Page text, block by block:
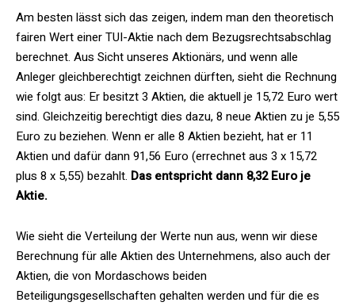
Am besten lässt sich das zeigen, indem man den theoretisch
fairen Wert einer TUI-Aktie nach dem Bezugsrechtsabschlag
berechnet. Aus Sicht unseres Aktionärs, und wenn alle
Anleger gleichberechtigt zeichnen dürften, sieht die Rechnung
wie folgt aus: Er besitzt 3 Aktien, die aktuell je 15,72 Euro wert
sind. Gleichzeitig berechtigt dies dazu, 8 neue Aktien zu je 5,55
Euro zu beziehen. Wenn er alle 8 Aktien bezieht, hat er 11
Aktien und dafür dann 91,56 Euro (errechnet aus 3 x 15,72
plus 8 x 5,55) bezahlt. Das entspricht dann 8,32 Euro je
Aktie.
Wie sieht die Verteilung der Werte nun aus, wenn wir diese
Berechnung für alle Aktien des Unternehmens, also auch der
Aktien, die von Mordaschows beiden
Beteiligungsgesellschaften gehalten werden und für die es